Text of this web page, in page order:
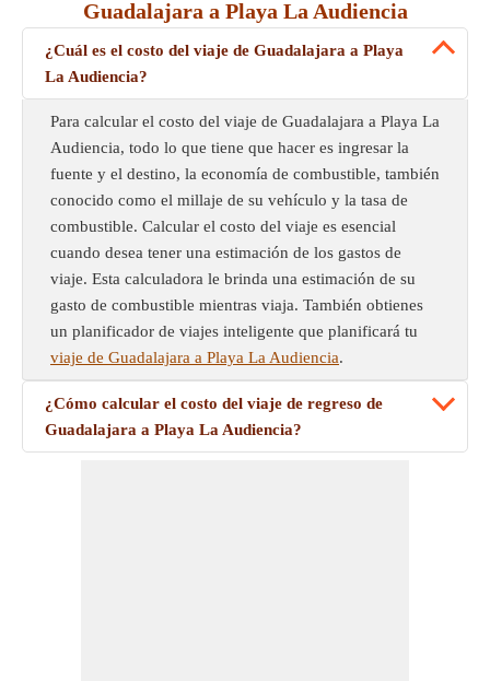
Guadalajara a Playa La Audiencia
¿Cuál es el costo del viaje de Guadalajara a Playa
La Audiencia?
Para calcular el costo del viaje de Guadalajara a Playa La
Audiencia, todo lo que tiene que hacer es ingresar la
fuente y el destino, la economía de combustible, también
conocido como el millaje de su vehículo y la tasa de
combustible. Calcular el costo del viaje es esencial
cuando desea tener una estimación de los gastos de
viaje. Esta calculadora le brinda una estimación de su
gasto de combustible mientras viaja. También obtienes
un planificador de viajes inteligente que planificará tu
viaje de Guadalajara a Playa La Audiencia.
¿Cómo calcular el costo del viaje de regreso de
Guadalajara a Playa La Audiencia?